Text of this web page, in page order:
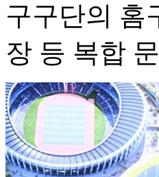
구구단의 홈
장 등 복합